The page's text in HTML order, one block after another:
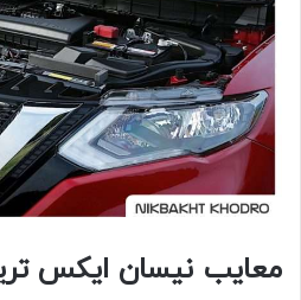
معایب نیسان ایکس